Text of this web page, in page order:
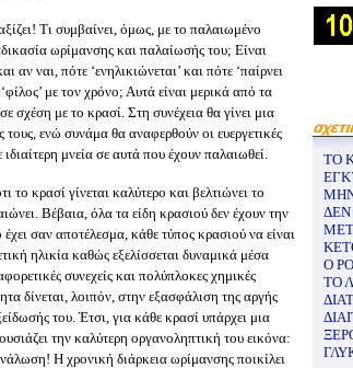
Τι συμβαίνει, όμως, με το παλαιωμένο
ωρίμανσης και παλαίωσής του; Είναι
αν ναι, πότε ‘ενηλικιώνεται’ και πότε ‘παίρνει
με τον χρόνο; Αυτά είναι μερικά από τα
σχέση με το κρασί. Στη συνέχεια θα γίνει μια
ενώ συνάμα θα αναφερθούν οι ευεργετικές
ιδιαίτερη μνεία σε αυτά που έχουν παλαιωθεί.
το κρασί γίνεται καλύτερο και βελτιώνει το
Βέβαια, όλα τα είδη κρασιού δεν έχουν την
έχει σαν αποτέλεσμα, κάθε τύπος κρασιού να είναι
ηλικία καθώς εξελίσσεται δυναμικά μέσα
συνεχείς και πολύπλοκες χημικές
δίνεται, λοιπόν, στην εξασφάλιση της αργής
του. Έτσι, για κάθε κρασί υπάρχει μια
την καλύτερη οργανοληπτική του εικόνα:
Η χρονική διάρκεια ωρίμανσης ποικίλει
ΤΟ
Ο
ΤΟ